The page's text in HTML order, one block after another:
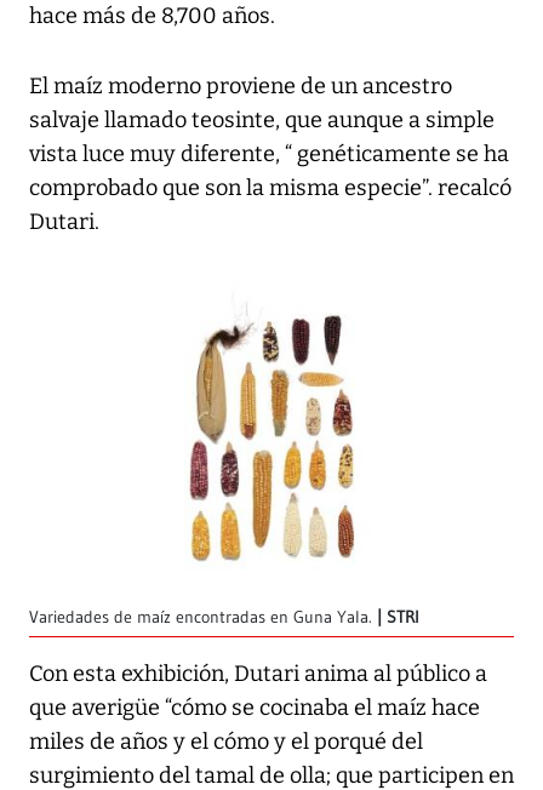
hace más de 8,700 años.
El maíz moderno proviene de un ancestro
salvaje llamado teosinte, que aunque a simple
vista luce muy diferente, “ genéticamente se ha
comprobado que son la misma especie”. recalcó
Dutari.
Variedades de maíz encontradas en Guna Yala. STRI
Con esta exhibición, Dutari anima al público a
que averigüe “cómo se cocinaba el maíz hace
miles de años y el cómo y el porqué del
surgimiento del tamal de olla; que participen en